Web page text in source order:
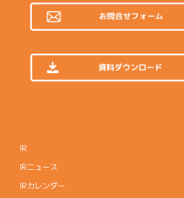
IR
IRニュース
IRカレンダー